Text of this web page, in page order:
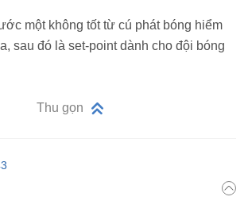
một không tốt từ cú phát bóng hiểm
sau đó là set-point dành cho đội bóng
Thu gọn